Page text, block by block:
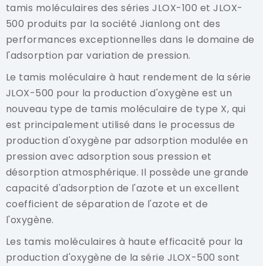
tamis moléculaires des séries JLOX-100 et JLOX-
500 produits par la société Jianlong ont des
performances exceptionnelles dans le domaine de
l'adsorption par variation de pression.
Le tamis moléculaire à haut rendement de la série
JLOX-500 pour la production d'oxygène est un
nouveau type de tamis moléculaire de type X, qui
est principalement utilisé dans le processus de
production d'oxygène par adsorption modulée en
pression avec adsorption sous pression et
désorption atmosphérique. Il possède une grande
capacité d'adsorption de l'azote et un excellent
coefficient de séparation de l'azote et de
l'oxygène.
Les tamis moléculaires à haute efficacité pour la
production d'oxygène de la série JLOX-500 sont